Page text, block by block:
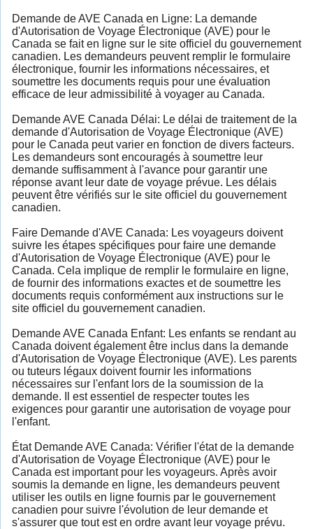
Demande de AVE Canada en Ligne: La demande
d'Autorisation de Voyage Électronique (AVE) pour le
Canada se fait en ligne sur le site officiel du gouvernement
canadien. Les demandeurs peuvent remplir le formulaire
électronique, fournir les informations nécessaires, et
soumettre les documents requis pour une évaluation
efficace de leur admissibilité à voyager au Canada.
Demande AVE Canada Délai: Le délai de traitement de la
demande d'Autorisation de Voyage Électronique (AVE)
pour le Canada peut varier en fonction de divers facteurs.
Les demandeurs sont encouragés à soumettre leur
demande suffisamment à l'avance pour garantir une
réponse avant leur date de voyage prévue. Les délais
peuvent être vérifiés sur le site officiel du gouvernement
canadien.
Faire Demande d'AVE Canada: Les voyageurs doivent
suivre les étapes spécifiques pour faire une demande
d'Autorisation de Voyage Électronique (AVE) pour le
Canada. Cela implique de remplir le formulaire en ligne,
de fournir des informations exactes et de soumettre les
documents requis conformément aux instructions sur le
site officiel du gouvernement canadien.
Demande AVE Canada Enfant: Les enfants se rendant au
Canada doivent également être inclus dans la demande
d'Autorisation de Voyage Électronique (AVE). Les parents
ou tuteurs légaux doivent fournir les informations
nécessaires sur l'enfant lors de la soumission de la
demande. Il est essentiel de respecter toutes les
exigences pour garantir une autorisation de voyage pour
l'enfant.
État Demande AVE Canada: Vérifier l'état de la demande
d'Autorisation de Voyage Électronique (AVE) pour le
Canada est important pour les voyageurs. Après avoir
soumis la demande en ligne, les demandeurs peuvent
utiliser les outils en ligne fournis par le gouvernement
canadien pour suivre l'évolution de leur demande et
s'assurer que tout est en ordre avant leur voyage prévu.